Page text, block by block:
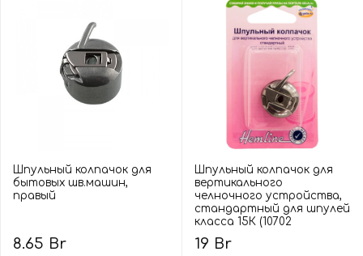
Шпульный колпачок для
бытовых шв.машин,
правый
8.65 Br
Шпульный колпачок для
вертикального
челночного устройства,
стандартный для шпулей
класса 15К (10702
19 Br